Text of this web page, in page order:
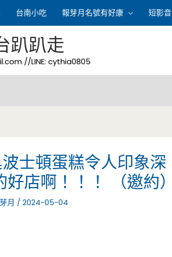
台南小吃 報芽月名號有好康 短影音
趴趴走
//LINE: cythia0805
士頓蛋糕令人印象深
店啊！！！ （邀約）
芽月 / 2024-05-04